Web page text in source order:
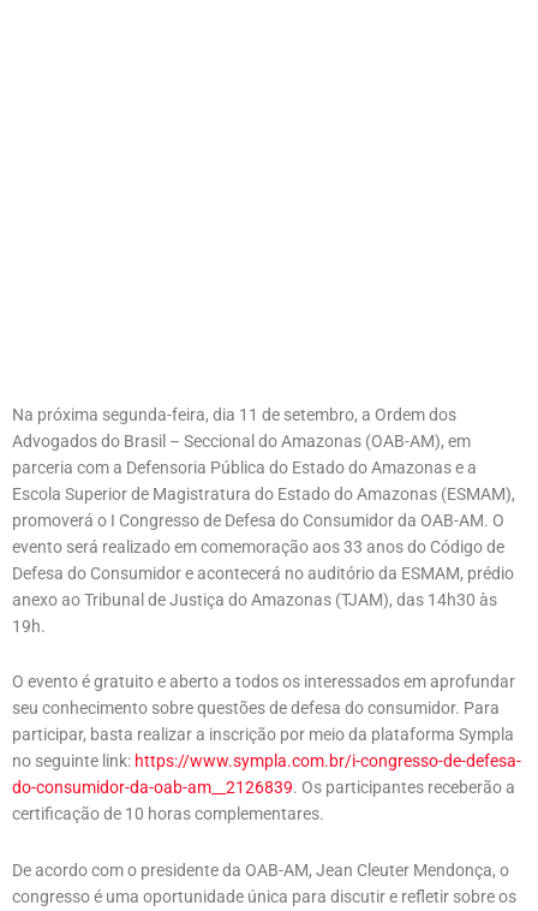
Na próxima segunda-feira, dia 11 de setembro, a Ordem dos
Advogados do Brasil – Seccional do Amazonas (OAB-AM), em
parceria com a Defensoria Pública do Estado do Amazonas e a
Escola Superior de Magistratura do Estado do Amazonas (ESMAM),
promoverá o I Congresso de Defesa do Consumidor da OAB-AM. O
evento será realizado em comemoração aos 33 anos do Código de
Defesa do Consumidor e acontecerá no auditório da ESMAM, prédio
anexo ao Tribunal de Justiça do Amazonas (TJAM), das 14h30 às
19h.
O evento é gratuito e aberto a todos os interessados em aprofundar
seu conhecimento sobre questões de defesa do consumidor. Para
participar, basta realizar a inscrição por meio da plataforma Sympla
no seguinte link: https://www.sympla.com.br/i-congresso-de-defesa-
do-consumidor-da-oab-am__2126839. Os participantes receberão a
certificação de 10 horas complementares.
De acordo com o presidente da OAB-AM, Jean Cleuter Mendonça, o
congresso é uma oportunidade única para discutir e refletir sobre os